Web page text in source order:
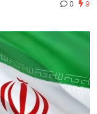
0 9